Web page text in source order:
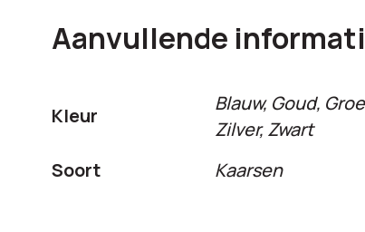
Aanvullende
Kleur
Blauw, Goud,
Zilver, Zwart
Soort
Kaarsen